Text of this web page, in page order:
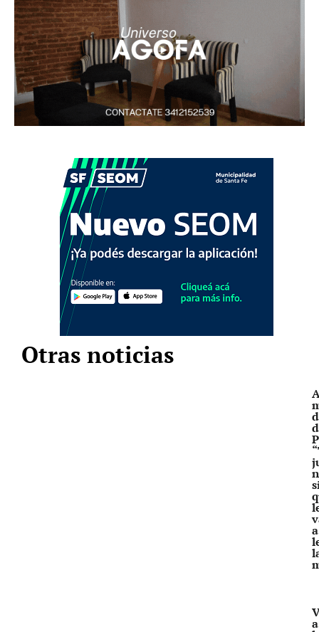
Otras noticias
a
a